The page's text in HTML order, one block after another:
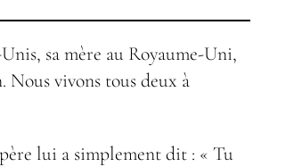
sa mère au Royaume-Uni,
Nous vivons tous deux à
lui a simplement dit : « Tu